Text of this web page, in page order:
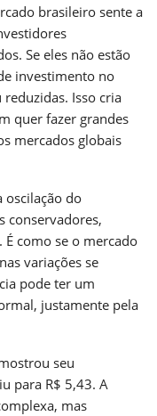
brasileiro sente a
Se eles não estão
investimento no
Isso cria
quer fazer grandes
mercados globais
oscilação do
conservadores,
como se o mercado
variações se
pode ter um
justamente pela
seu
para R$ 5,43. A
mas